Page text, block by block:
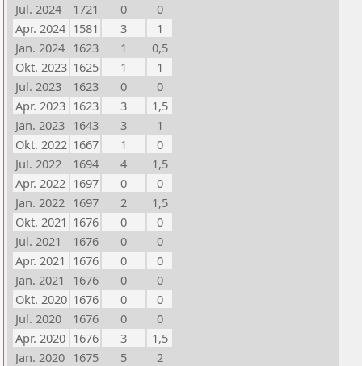
Jul. 2024
1721 0
0
Apr. 2024 1581 3
1
Jan. 2024 1623 1
0,5
Okt. 2023 1625 1
1
Jul. 2023
1623 0
0
Apr. 2023 1623 3
1,5
Jan. 2023 1643 3
1
Okt. 2022 1667 1
0
Jul. 2022
1694 4
1,5
Apr. 2022 1697 0
0
Jan. 2022 1697 2
1,5
Okt. 2021 1676 0
0
Jul. 2021
1676 0
0
Apr. 2021 1676 0
0
Jan. 2021
1676 0
0
Okt. 2020 1676 0
0
Jul. 2020
1676 0
0
Apr. 2020 1676 3
1,5
Jan. 2020 1675 5
2